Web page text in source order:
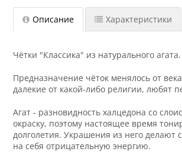
Описание Характеристики
Чётки "Классика" из натурального
Предназначение чёток менялось от
далекие от какой-либо религии, любят
Агат - разновидность халцедона со
окраску, поэтому настоящее время
долголетия. Украшения из него делают
на себя отрицательную энергию.